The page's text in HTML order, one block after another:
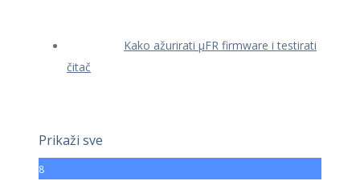
Kako ažurirati μFR firmware i testirati
čitač
Prikaži sve
8